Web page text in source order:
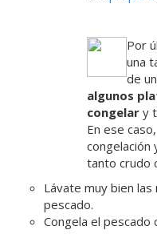
Por
una
de
algunos
congelar y
En ese
congelación
tanto crudo
Lávate muy bien
pescado.
Congela el pescado